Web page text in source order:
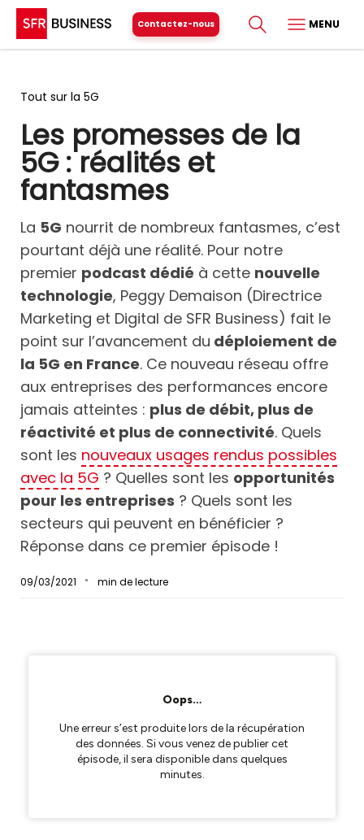
Contactez-nous MENU
Tout sur la 5G
Les promesses de la
5G : réalités et
fantasmes
La 5G nourrit de nombreux fantasmes, c’est
pourtant déjà une réalité. Pour notre
premier podcast dédié à cette nouvelle
technologie, Peggy Demaison (Directrice
Marketing et Digital de SFR Business) fait le
point sur l’avancement du déploiement de
la 5G en France. Ce nouveau réseau offre
aux entreprises des performances encore
jamais atteintes : plus de débit, plus de
réactivité et plus de connectivité. Quels
sont les nouveaux usages rendus possibles
avec la 5G ? Quelles sont les opportunités
pour les entreprises ? Quels sont les
secteurs qui peuvent en bénéficier ?
Réponse dans ce premier épisode !
09/03/2021 min de lecture